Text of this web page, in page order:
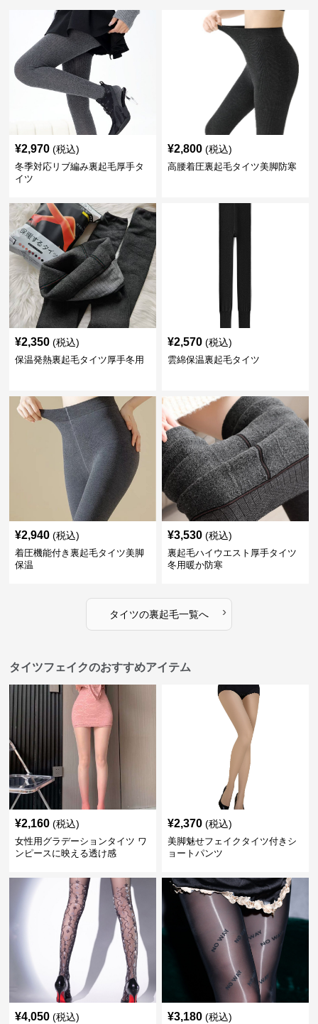
¥2,970 (税込)
冬季対応リブ編み裏起毛厚手タ
イツ
¥2,800 (税込)
高腰着圧裏起毛タイツ美脚防寒
¥2,350 (税込)
保温発熱裏起毛タイツ厚手冬用
¥2,570 (税込)
雲綿保温裏起毛タイツ
¥2,940 (税込)
着圧機能付き裏起毛タイツ美脚
保温
¥3,530 (税込)
裏起毛ハイウエスト厚手タイツ
冬用暖か防寒
タイツの裏起毛一覧へ ›
タイツフェイクのおすすめアイテム
¥2,160 (税込)
女性用グラデーションタイツ ワ
ンピースに映える透け感
¥2,370 (税込)
美脚魅せフェイクタイツ付きシ
ョートパンツ
¥4,050 (税込) ¥3,180 (税込)